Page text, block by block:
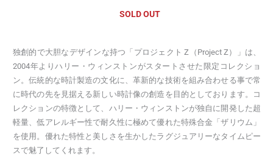
SOLD OUT
独創的で大胆なデザインな持つ「プロジェクト Z（Project Z）」は、
2004年よりハリー・ウィンストンがスタートさせた限定コレクショ
ン。伝統的な時計製造の文化に、革新的な技術を組み合わせる事で常
に時代の先を見据える新しい時計像の創造を目的としております。コ
レクションの特徴として、ハリー・ウィンストンが独自に開発した超
軽量、低アレルギー性で耐久性に極めて優れた特殊合金「ザリウム」
を使用。優れた特性と美しさを生かしたラグジュアリーなタイムピー
スで魅了してくれます。